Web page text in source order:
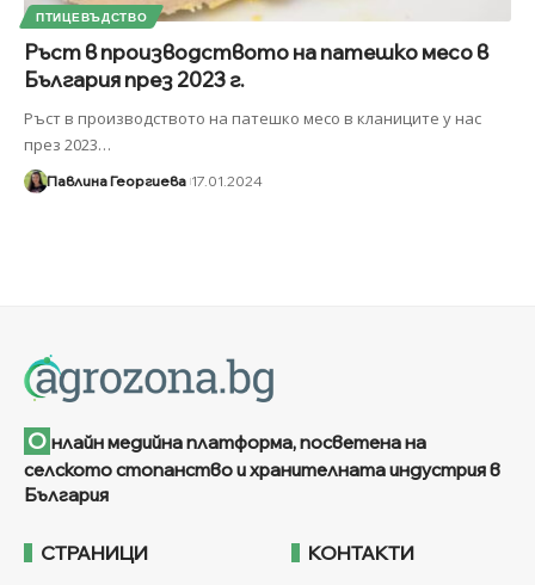
ПТИЦЕВЪДСТВО
Ръст в производството на патешко месо в
България през 2023 г.
Ръст в производството на патешко месо в кланиците у нас
през 2023…
Павлина Георгиева 17.01.2024
О нлайн медийна платформа, посветена на
селското стопанство и хранителната индустрия в
България
СТРАНИЦИ КОНТАКТИ